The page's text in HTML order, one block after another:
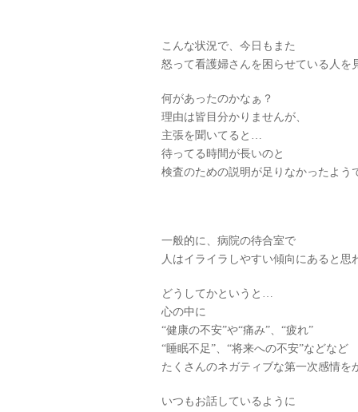
こんな状況で、今日もまた
怒って看護婦さんを困らせている人を
何があったのかなぁ？
理由は皆目分かりませんが、
主張を聞いてると…
待ってる時間が長いのと
検査のための説明が足りなかったよう
一般的に、病院の待合室で
人はイライラしやすい傾向にあると思
どうしてかというと…
心の中に
“健康の不安”や“痛み”、“疲れ”
“睡眠不足”、“将来への不安”などなど
たくさんのネガティブな第一次感情を
いつもお話しているように